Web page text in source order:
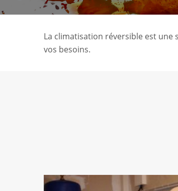
La climatisation réversible est
vos besoins.